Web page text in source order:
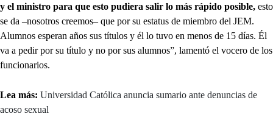
y el ministro para que esto pudiera salir lo más rápido posible, esto
se da –nosotros creemos– que por su estatus de miembro del JEM.
Alumnos esperan años sus títulos y él lo tuvo en menos de 15 días. Él
va a pedir por su título y no por sus alumnos”, lamentó el vocero de los
funcionarios.
Lea más: Universidad Católica anuncia sumario ante denuncias de
acoso sexual